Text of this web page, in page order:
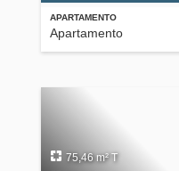
APARTAMENTO
Apartamento
75,46 m² T